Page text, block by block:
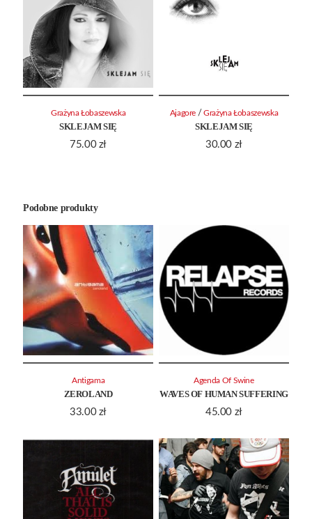
SKLEJAM SIĘ
75.00 zł
Grażyna Łobaszewska
SKLEJAM SIĘ
30.00 zł
Ajagore / Grażyna Łobaszewska
Podobne produkty
ZEROLAND
33.00 zł
Antigama
WAVES OF HUMAN SUFFERING
45.00 zł
Agenda Of Swine